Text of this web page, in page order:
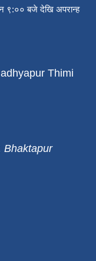
९:०० बजे देखि अपरान्ह
Thimi
Bhaktapur